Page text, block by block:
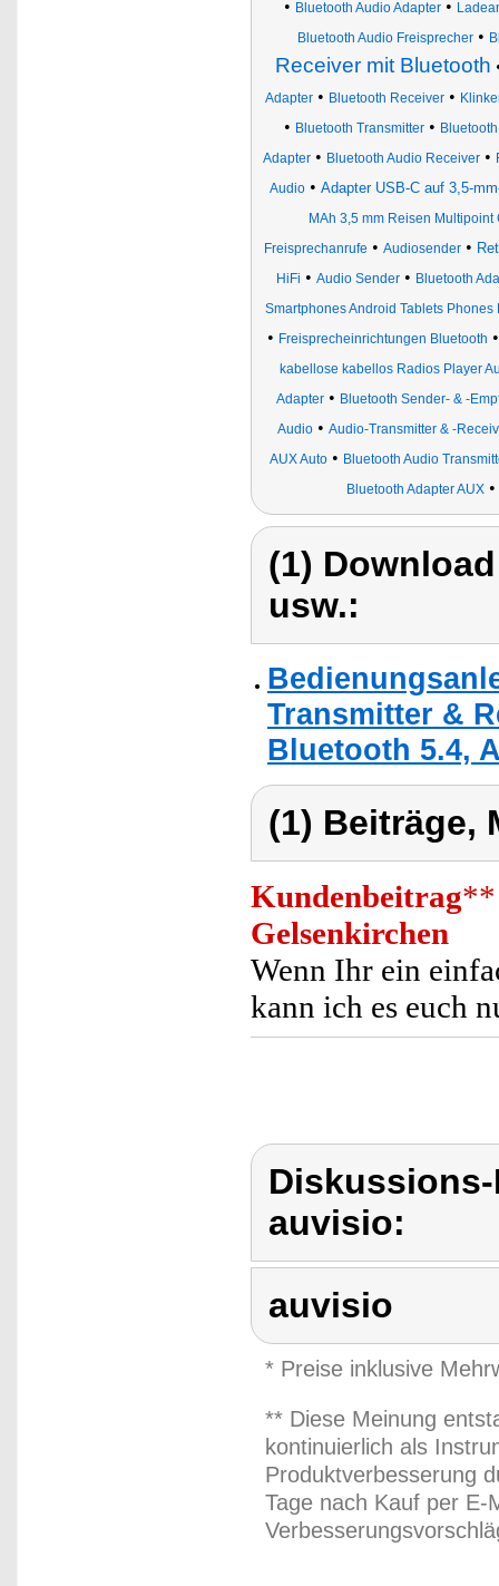
• Bluetooth Audio Adapter•
Bluetooth Audio Freisprecher •
Receiver mit Bluetooth
Adapter• Bluetooth Receiver•
• Bluetooth Transmitter •
Adapter • Bluetooth Audio Receiver •
Audio • Adapter USB-C auf 3,5-
MAh 3,5 mm Reisen Multipoint
Freisprechanrufe • Audiosender •
HiFi • Audio Sender • Bluetooth
Smartphones Android Tablets
• Freisprecheinrichtungen Bluetooth
kabellose kabellos Radios Player
Adapter • Bluetooth Sender- & -
Audio• Audio-Transmitter & -
AUX Auto • Bluetooth Audio
Bluetooth Adapter AUX•
(1)
usw.:
Transmitter &
Bluetooth 5.4,
(1) Beiträge,
Kundenbeitrag**
Gelsenkirchen
Wenn Ihr ein
kann ich es euch
auvisio:
auvisio
* Preise inklusive
** Diese Meinung
kontinuierlich als
Produktverbesserung
Tage nach Kauf per E-